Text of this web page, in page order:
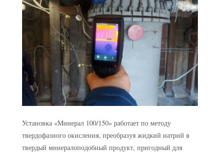
Установка «Минерал 100/150» работает по методу
твердофазного окисления, преобразуя жидкий натрий в
твердый минералоподобный продукт, пригодный для